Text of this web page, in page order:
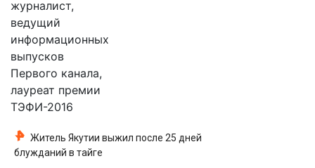
журналист,
ведущий
информационных
выпусков
Первого канала,
лауреат премии
ТЭФИ-2016
Житель Якутии выжил после 25 дней
блужданий в тайге